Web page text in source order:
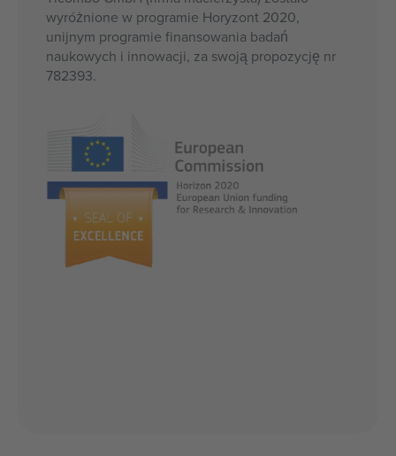
wyróżnione w programie Horyzont 2020,
unijnym programie finansowania badań
naukowych i innowacji, za swoją propozycję nr
782393.